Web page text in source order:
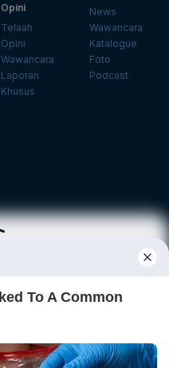
Opini
Telaah
Opini
Wawancara
Laporan
Khusus
News
Wawancara
Katalogue
Foto
Podcast
Daftar